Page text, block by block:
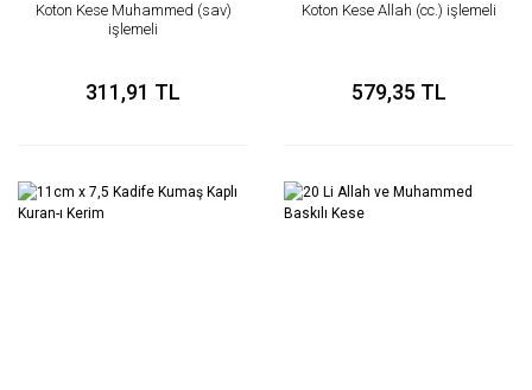
Koton Kese Muhammed (sav)
işlemeli
311,91 TL
Koton Kese Allah (cc.) işlemeli
579,35 TL